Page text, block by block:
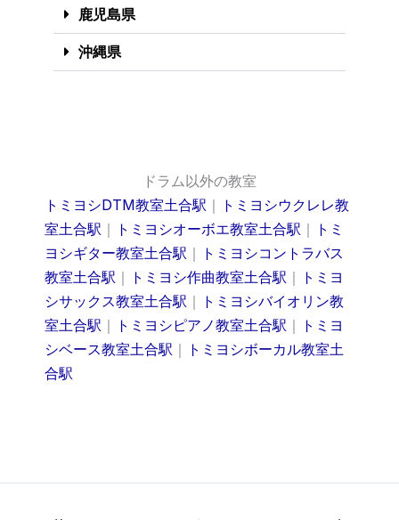
鹿児島県
沖縄県
ドラム以外の教室
トミヨシDTM教室土合駅 ｜ トミヨシウクレレ教
室土合駅 ｜ トミヨシオーボエ教室土合駅 ｜ トミ
ヨシギター教室土合駅 ｜ トミヨシコントラバス
教室土合駅 ｜ トミヨシ作曲教室土合駅 ｜ トミヨ
シサックス教室土合駅 ｜ トミヨシバイオリン教
室土合駅 ｜ トミヨシピアノ教室土合駅 ｜ トミヨ
シベース教室土合駅 ｜ トミヨシボーカル教室土
合駅